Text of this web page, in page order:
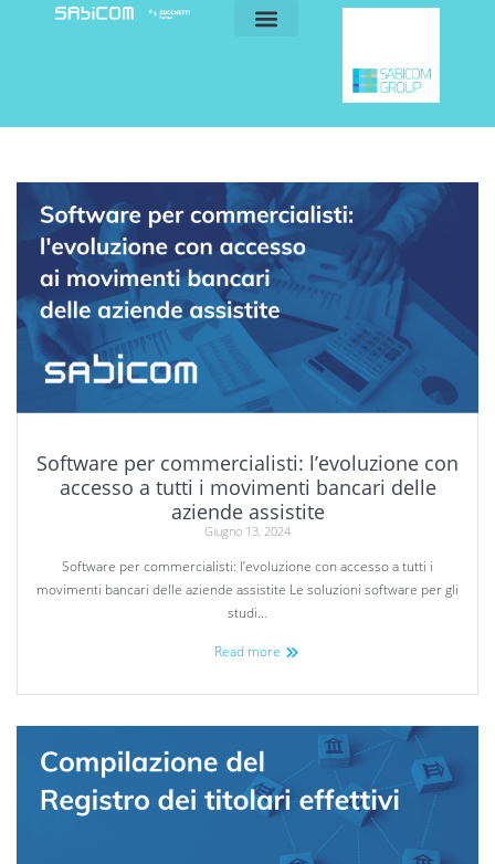
Software per commercialisti: l’evoluzione con
accesso a tutti i movimenti bancari delle
aziende assistite
Giugno 13, 2024
Software per commercialisti: l’evoluzione con accesso a tutti i
movimenti bancari delle aziende assistite Le soluzioni software per gli
studi…
Read more